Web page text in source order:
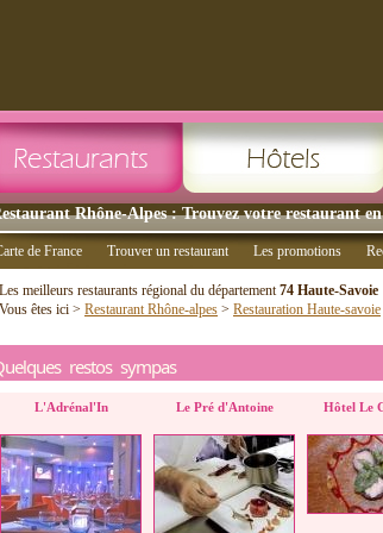
Rhône-Alpes : Trouvez votre restaurant
de France Trouver un restaurant Les promotions
Les meilleurs restaurants régional du département74 Haute-Savoie
Vous êtes ici > Restaurant Rhône-alpes > Restauration Haute-savoie
restos sympas
L'Adrénal'In Le Pré d'Antoine Hôtel Le